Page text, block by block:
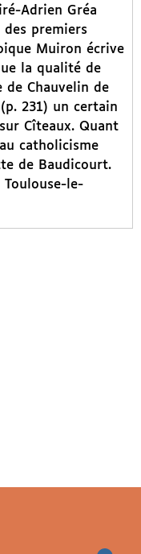
Adrien Gréa
premiers
Muiron écrive
la qualité de
de Chauvelin de
231) un certain
Cîteaux. Quant
catholicisme
de Baudicourt.
le-